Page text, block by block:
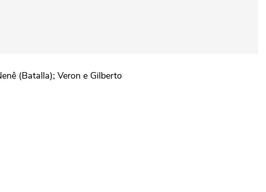
(Batalla); Veron e Gilberto